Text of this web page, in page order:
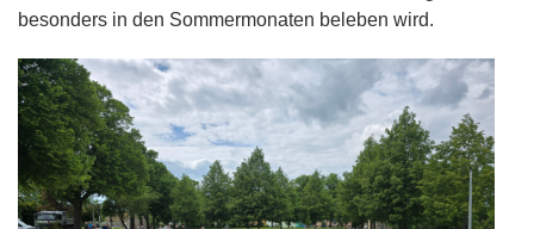
besonders in den Sommermonaten beleben wird.